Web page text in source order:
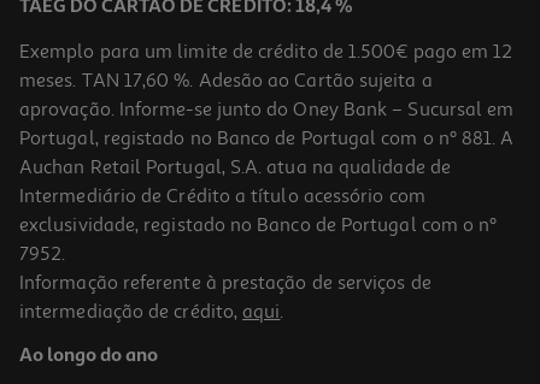
TAEG DO CARTÃO DE CRÉDITO: 18,4 %
Exemplo para um limite de crédito de 1.500€ pago em 12
meses. TAN 17,60 %. Adesão ao Cartão sujeita a
aprovação. Informe-se junto do Oney Bank – Sucursal em
Portugal, registado no Banco de Portugal com o nº 881. A
Auchan Retail Portugal, S.A. atua na qualidade de
Intermediário de Crédito a título acessório com
exclusividade, registado no Banco de Portugal com o nº
7952.
Informação referente à prestação de serviços de
intermediação de crédito, aqui.
Ao longo do ano